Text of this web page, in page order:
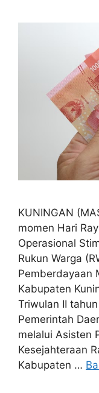
KUNINGAN
momen Hari
Operasional
Rukun Warga
Pemberdayaan
Kabupaten
Triwulan II
Pemerintah
melalui Asisten
Kesejahteraan
Kabupaten …